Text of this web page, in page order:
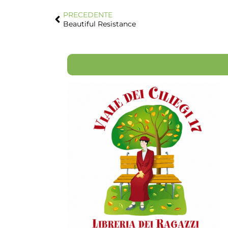
PRECEDENTE
Beautiful Resistance